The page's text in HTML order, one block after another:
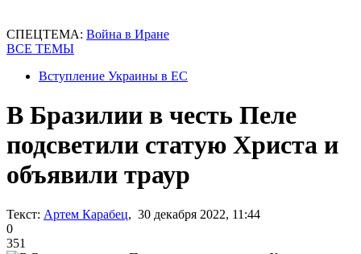
СПЕЦТЕМА: Война в Иране
ВСЕ ТЕМЫ
Вступление Украины в ЕС
В Бразилии в честь Пеле
подсветили статую Христа и
объявили траур
Текст: Артем Карабец, 30 декабря 2022, 11:44
0
351